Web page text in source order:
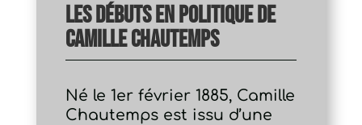
Les débuts en politique de
Camille Chautemps
Né le 1er février 1885, Camille
Chautemps est issu d’une